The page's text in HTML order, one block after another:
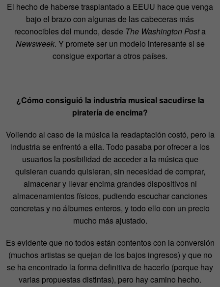
El hecho de haberse trasplantado a EEUU hace que venga
bajo el brazo con algunas de las cabeceras más
reconocibles del mundo, desde The Washington Posta
Newsweek. Y promete ser un modelo interesante si se
consigue exportar a otros países.
¿Cómo consiguió la industria musical sacudirse la
piratería de encima?
Voliendo al caso de la música la readaptación costó, pero la
industria se enfrentó a ella. Todo pasaba por ofrecer a los
usuarios la posibilidad de acceder a la música que
quisieran cuando quisieran, sin necesidad de comprar,
almacenar y llevar encima grandes dispositivos ni
almacenamientos físicos, pudiendo escuchar canciones
concretas y no álbumes enteros, y todo ello con un precio
mucho más ajustado.
Es evidente que no todos están contentos con la conversión
(muchos artistas se quejan de los bajos ingresos) y que no
se ha encontrado la forma definitiva de hacerlo (porque hay
varias propuestas distintas), pero hay camino hecho.